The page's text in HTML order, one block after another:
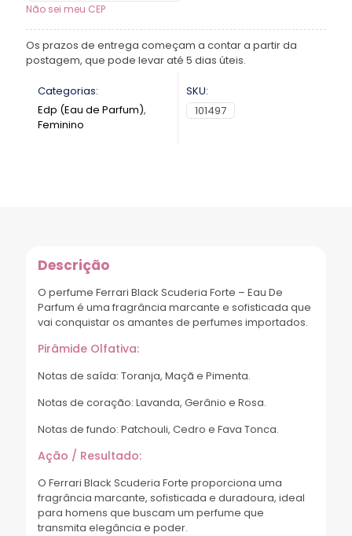
Não sei meu CEP
Os prazos de entrega começam a contar a partir da
postagem, que pode levar até 5 dias úteis.
Categorias:
Edp (Eau de Parfum),
Feminino
SKU:
101497
Descrição
O perfume Ferrari Black Scuderia Forte – Eau De
Parfum é uma fragrância marcante e sofisticada que
vai conquistar os amantes de perfumes importados.
Pirâmide Olfativa:
Notas de saída: Toranja, Maçã e Pimenta.
Notas de coração: Lavanda, Gerânio e Rosa.
Notas de fundo: Patchouli, Cedro e Fava Tonca.
Ação / Resultado:
O Ferrari Black Scuderia Forte proporciona uma
fragrância marcante, sofisticada e duradoura, ideal
para homens que buscam um perfume que
transmita elegância e poder.